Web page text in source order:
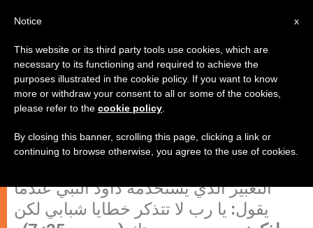
شمشون بين طفل وطاحونة (11)
بينما كان شمشون ذاهبا إلى مكان الأعمدة
التعبير الذي يستخدمه داود النبي عندما
يقول: يا رب لا تتذكر خطايا شبابي لكن
x
Notice
This website or its third party tools use cookies, which are
necessary to its functioning and required to achieve the
purposes illustrated in the cookie policy. If you want to know
more or withdraw your consent to all or some of the cookies,
please refer to the cookie policy
By closing this banner, scrolling this page, clicking a link or
continuing to browse otherwise, you agree to the use of cookies.